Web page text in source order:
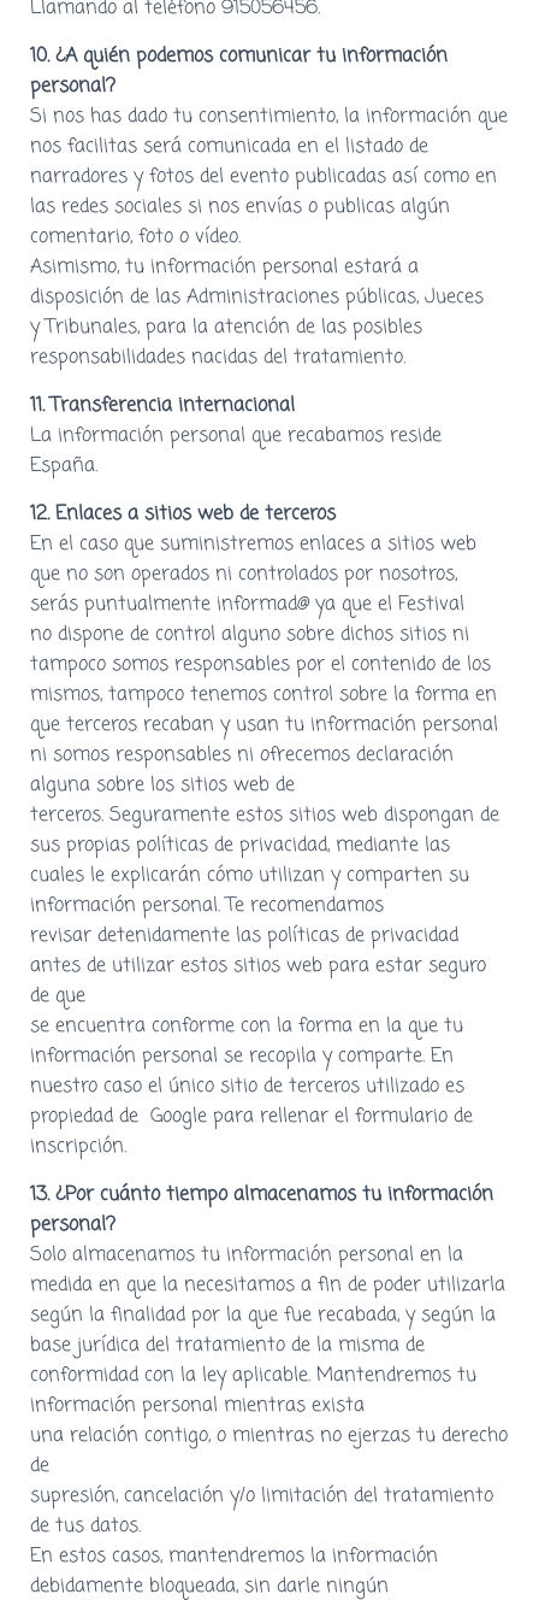
Llamando al teléfono 915056456.
10. ¿A quién podemos comunicar tu información
personal?
Si nos has dado tu consentimiento, la información que
nos facilitas será comunicada en el listado de
narradores y fotos del evento publicadas así como en
las redes sociales si nos envías o publicas algún
comentario, foto o vídeo.
Asimismo, tu información personal estará a
disposición de las Administraciones públicas, Jueces
y Tribunales, para la atención de las posibles
responsabilidades nacidas del tratamiento.
11. Transferencia internacional
La información personal que recabamos reside
España.
12. Enlaces a sitios web de terceros
En el caso que suministremos enlaces a sitios web
que no son operados ni controlados por nosotros,
serás puntualmente informad@ ya que el Festival
no dispone de control alguno sobre dichos sitios ni
tampoco somos responsables por el contenido de los
mismos, tampoco tenemos control sobre la forma en
que terceros recaban y usan tu información personal
ni somos responsables ni ofrecemos declaración
alguna sobre los sitios web de
terceros. Seguramente estos sitios web dispongan de
sus propias políticas de privacidad, mediante las
cuales le explicarán cómo utilizan y comparten su
información personal. Te recomendamos
revisar detenidamente las políticas de privacidad
antes de utilizar estos sitios web para estar seguro
de que
se encuentra conforme con la forma en la que tu
información personal se recopila y comparte. En
nuestro caso el único sitio de terceros utilizado es
propiedad de Google para rellenar el formulario de
inscripción.
13. ¿Por cuánto tiempo almacenamos tu información
personal?
Solo almacenamos tu información personal en la
medida en que la necesitamos a fin de poder utilizarla
según la finalidad por la que fue recabada, y según la
base jurídica del tratamiento de la misma de
conformidad con la ley aplicable. Mantendremos tu
información personal mientras exista
una relación contigo, o mientras no ejerzas tu derecho
de
supresión, cancelación y/o limitación del tratamiento
de tus datos.
En estos casos, mantendremos la información
debidamente bloqueada, sin darle ningún